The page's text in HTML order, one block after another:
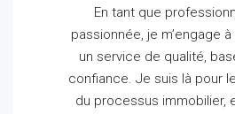
En tant que
passionnée, je m’engage
un service de qualité,
confiance.Je suis là pour
du processus immobilier,